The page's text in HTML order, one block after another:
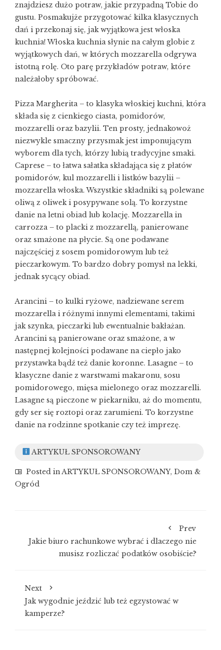
znajdziesz dużo potraw, jakie przypadną Tobie do
gustu. Posmakujże przygotować kilka klasycznych
dań i przekonaj się, jak wyjątkowa jest włoska
kuchnia! Włoska kuchnia słynie na całym globie z
wyjątkowych dań, w których mozzarella odgrywa
istotną rolę. Oto parę przykładów potraw, które
należałoby spróbować.
Pizza Margherita – to klasyka włoskiej kuchni, która
składa się z cienkiego ciasta, pomidorów,
mozzarelli oraz bazylii. Ten prosty, jednakowoż
niezwykle smaczny przysmak jest imponującym
wyborem dla tych, którzy lubią tradycyjne smaki.
Caprese – to łatwa sałatka składająca się z płatów
pomidorów, kul mozzarelli i listków bazylii –
mozzarella włoska. Wszystkie składniki są polewane
oliwą z oliwek i posypywane solą. To korzystne
danie na letni obiad lub kolację. Mozzarella in
carrozza – to placki z mozzarellą, panierowane
oraz smażone na płycie. Są one podawane
najczęściej z sosem pomidorowym lub też
pieczarkowym. To bardzo dobry pomysł na lekki,
jednak sycący obiad.
Arancini – to kulki ryżowe, nadziewane serem
mozzarella i różnymi innymi elementami, takimi
jak szynka, pieczarki lub ewentualnie bakłażan.
Arancini są panierowane oraz smażone, a w
następnej kolejności podawane na ciepło jako
przystawka bądź też danie koronne. Lasagne – to
klasyczne danie z warstwami makaronu, sosu
pomidorowego, mięsa mielonego oraz mozzarelli.
Lasagne są pieczone w piekarniku, aż do momentu,
gdy ser się roztopi oraz zarumieni. To korzystne
danie na rodzinne spotkanie czy też imprezę.
ARTYKUŁ SPONSOROWANY
Posted inARTYKUŁ SPONSOROWANY, Dom &
Ogród
Prev
Jakie biuro rachunkowe wybrać i dlaczego nie
musisz rozliczać podatków osobiście?
Next
Jak wygodnie jeździć lub też egzystować w
kamperze?